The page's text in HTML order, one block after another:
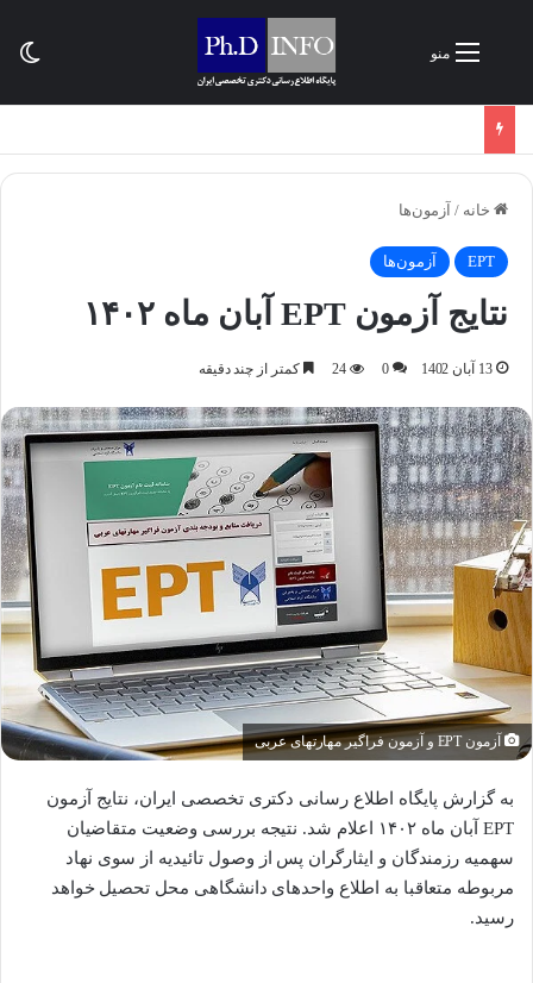
منو
خانه / آزمون‌ها
EPT آزمون‌ها
نتایج آزمون EPT آبان ماه ۱۴۰۲
13 آبان 1402 0
24 کمتر از چند دقیقه
آزمون EPT و آزمون فراگیر مهارتهای عربی
به گزارش پایگاه اطلاع رسانی دکتری تخصصی ایران، نتایج آزمون
EPT آبان ماه ۱۴۰۲ اعلام شد. نتیجه بررسی وضعیت متقاضیان
سهمیه رزمندگان و ایثارگران پس از وصول تائیدیه از سوی نهاد
مربوطه متعاقبا به اطلاع واحدهای دانشگاهی محل تحصیل خواهد
رسید.